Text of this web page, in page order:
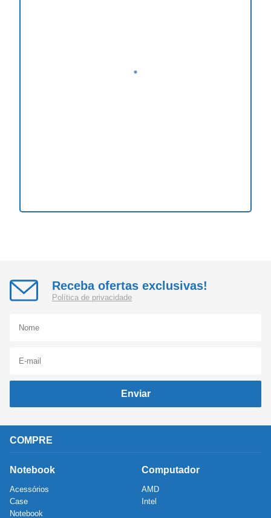
Receba ofertas exclusivas!
Política de privacidade
Enviar
COMPRE
Notebook
Acessórios
Case
Notebook
Computador
AMD
Intel